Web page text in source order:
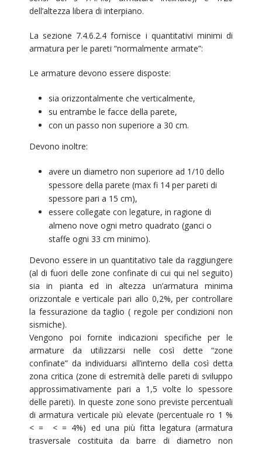
dell’altezza libera di interpiano.
La sezione 7.4.6.2.4 fornisce i quantitativi minimi di
armatura per le pareti “normalmente armate”:
Le armature devono essere disposte:
sia orizzontalmente che verticalmente,
su entrambe le facce della parete,
con un passo non superiore a 30 cm.
Devono inoltre:
avere un diametro non superiore ad 1/10 dello
spessore della parete (max fi 14 per pareti di
spessore pari a 15 cm),
essere collegate con legature, in ragione di
almeno nove ogni metro quadrato (ganci o
staffe ogni 33 cm minimo).
Devono essere in un quantitativo tale da raggiungere
(al di fuori delle zone confinate di cui qui nel seguito)
sia in pianta ed in altezza un’armatura minima
orizzontale e verticale pari allo 0,2%, per controllare
la fessurazione da taglio ( regole per condizioni non
sismiche).
Vengono poi fornite indicazioni specifiche per le
armature da utilizzarsi nelle così dette “zone
confinate” da individuarsi all’interno della così detta
zona critica (zone di estremità delle pareti di sviluppo
approssimativamente pari a 1,5 volte lo spessore
delle pareti). In queste zone sono previste percentuali
di armatura verticale più elevate (percentuale ro 1 %
< = < = 4%) ed una più fitta legatura (armatura
trasversale costituita da barre di diametro non